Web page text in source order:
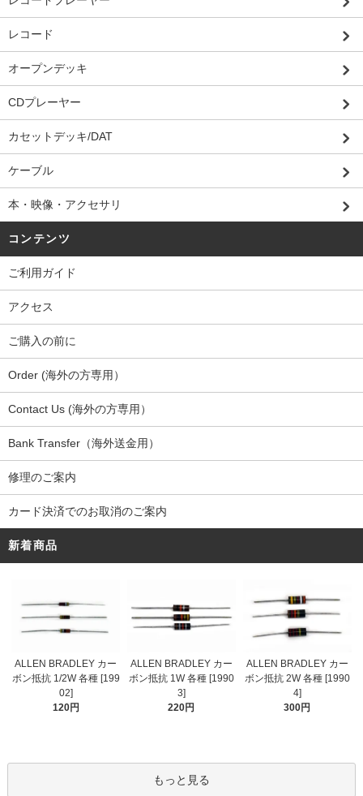
レコード
オープンデッキ
CDプレーヤー
カセットデッキ/DAT
ケーブル
本・映像・アクセサリ
コンテンツ
ご利用ガイド
アクセス
ご購入の前に
Order (海外の方専用）
Contact Us (海外の方専用）
Bank Transfer（海外送金用）
修理のご案内
カード決済でのお取消のご案内
新着商品
ALLEN BRADLEY カー
ボン抵抗 1/2W 各種 [199
02]
120円
ALLEN BRADLEY カー
ボン抵抗 1W 各種 [1990
3]
220円
ALLEN BRADLEY カー
ボン抵抗 2W 各種 [1990
4]
300円
もっと見る